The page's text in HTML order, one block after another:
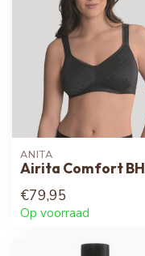
ANITA
Airita Comfort BH
€79,95
Op voorraad